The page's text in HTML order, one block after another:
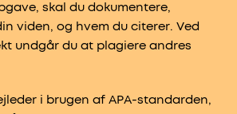
skal du dokumentere,
viden, og hvem du citerer. Ved
undgår du at plagiere andres
i brugen af APA-standarden,